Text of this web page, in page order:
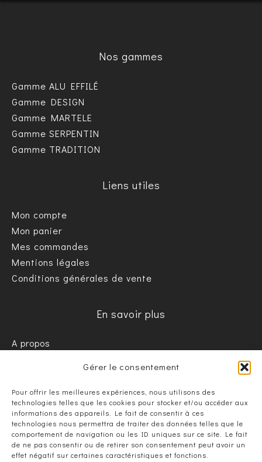
Gérer le consentement
Pour offrir les meilleures expériences, nous utilisons des
technologies telles que les cookies pour stocker et/ou accéder aux
informations des appareils. Le fait de consentir à ces
technologies nous permettra de traiter des données telles que le
comportement de navigation ou les ID uniques sur ce site. Le fait
de ne pas consentir ou de retirer son consentement peut avoir un
effet négatif sur certaines caractéristiques et fonctions.
Nos gammes
Gamme ALU EFFILÉ
Gamme DESIGN
Gamme MARTELE
Gamme SERPENTIN
Gamme TRADITION
Liens utiles
Mon compte
Mon panier
Mes commandes
Mentions légales
Conditions générales de vente
En savoir plus
A propos